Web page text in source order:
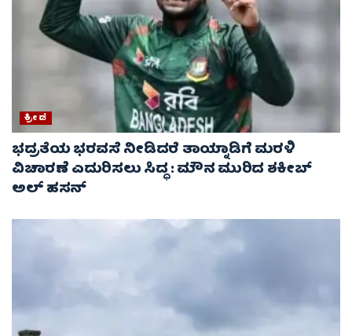
ಕ್ರೀಡೆ
ಭದ್ರತೆಯ ಭರವಸೆ ನೀಡಿದರೆ ತಾಯ್ನಾಡಿಗೆ ಮರಳಿ
ವಿಚಾರಣೆ ಎದುರಿಸಲು ಸಿದ್ಧ : ಮೌನ ಮುರಿದ ಶಕೀಬ್
ಅಲ್ ಹಸನ್